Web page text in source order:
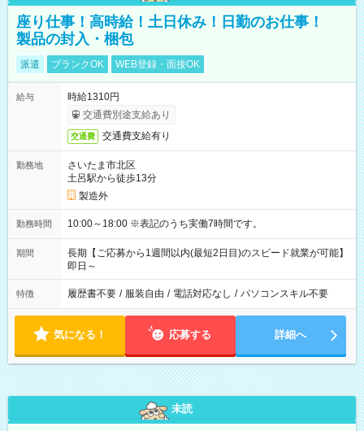
座り仕事！高時給！土日休み！日勤のお仕事！
製品の封入・梱包
派遣 ブランクOK WEB登録・面接OK
給与
時給1310円
交通費別途支給あり
交通費 交通費支給有り
勤務地
さいたま市北区
土呂駅から徒歩13分
製造外
勤務時間 10:00～18:00 ※表記のうち実働7時間です。
期間
長期【ご応募から1週間以内(最短2日目)のスピード就業が可能】
即日～
特徴 履歴書不要 / 服装自由 / 電話対応なし / パソコンスキル不要
気になる！ 応募する 詳細へ
未読